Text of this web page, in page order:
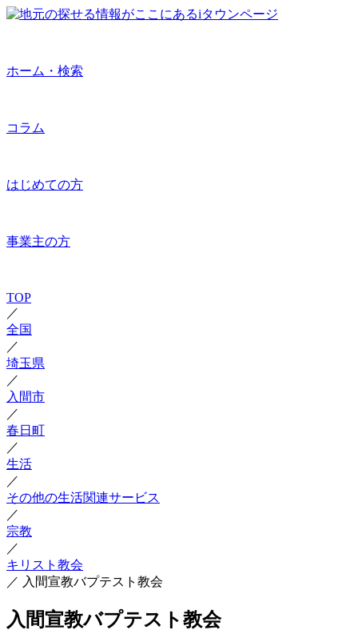
ホーム・検索
コラム
はじめての方
事業主の方
TOP
／
全国
／
埼玉県
／
入間市
／
春日町
／
生活
／
その他の生活関連サービス
／
宗教
／
キリスト教会
／ 入間宣教バプテスト教会
入間宣教バプテスト教会